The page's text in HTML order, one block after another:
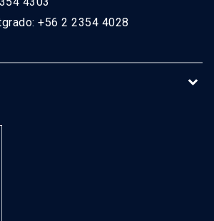
+56 2 2354 4028